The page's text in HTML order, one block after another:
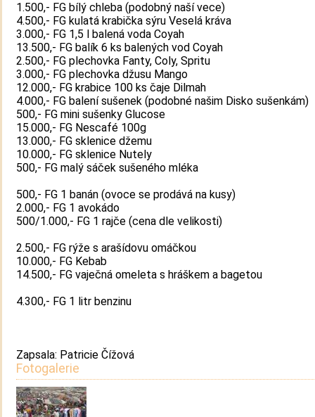
1.500,- FG bílý chleba (podobný naší vece)
4.500,- FG kulatá krabička sýru Veselá kráva
3.000,- FG 1,5 l balená voda Coyah
13.500,- FG balík 6 ks balených vod Coyah
2.500,- FG plechovka Fanty, Coly, Spritu
3.000,- FG plechovka džusu Mango
12.000,- FG krabice 100 ks čaje Dilmah
4.000,- FG balení sušenek (podobné našim Disko sušenkám)
500,- FG mini sušenky Glucose
15.000,- FG Nescafé 100g
13.000,- FG sklenice džemu
10.000,- FG sklenice Nutely
500,- FG malý sáček sušeného mléka
500,- FG 1 banán (ovoce se prodává na kusy)
2.000,- FG 1 avokádo
500/1.000,- FG 1 rajče (cena dle velikosti)
2.500,- FG rýže s arašídovu omáčkou
10.000,- FG Kebab
14.500,- FG vaječná omeleta s hráškem a bagetou
4.300,- FG 1 litr benzinu
Zapsala: Patricie Čížová
Fotogalerie